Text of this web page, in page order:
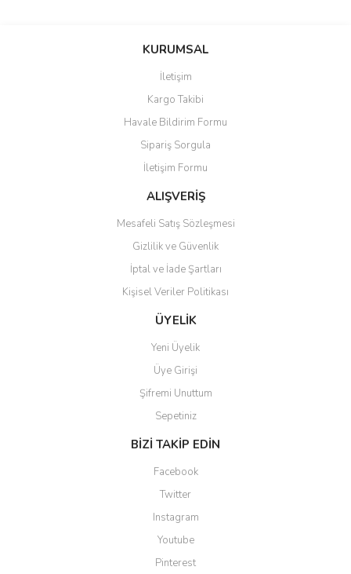
Bu ürüne ilk yorumu siz yapın!
Ürün resmi kalitesiz, bozuk veya görüntülenemiyor.
Ürün açıklamasında eksik bilgiler bulunuyor.
Ürün bilgilerinde hatalar bulunuyor.
Ürün fiyatı diğer sitelerden daha pahalı.
Bu ürüne benzer farklı alternatifler olmalı.
Gönder
KURUMSAL
İletişim
Kargo Takibi
Havale Bildirim Formu
Sipariş Sorgula
İletişim Formu
ALIŞVERİŞ
Mesafeli Satış Sözleşmesi
Gizlilik ve Güvenlik
İptal ve İade Şartları
Kişisel Veriler Politikası
ÜYELİK
Yeni Üyelik
Üye Girişi
Şifremi Unuttum
Sepetiniz
BİZİ TAKİP EDİN
Facebook
Twitter
Instagram
Youtube
Pinterest